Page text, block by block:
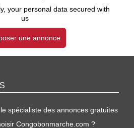
your personal data secured with
us
une annonce
spécialiste des annonces gratuites
Congobonmarche.com ?